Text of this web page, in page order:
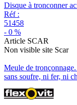
Disque à tronconner
Réf :
51458
- 0 %
Article SCAR
Non visible site Scar
Meule de
sans soufre, ni fer, ni